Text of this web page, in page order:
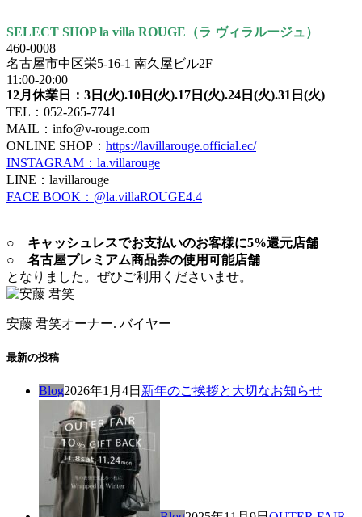
SELECT SHOP la villa ROUGE（ラ ヴィラルージュ）
460-0008
名古屋市中区栄5-16-1 南久屋ビル2F
11:00-20:00
12月休業日：3日(火).10日(火).17日(火).24日(火).31日(火)
TEL：052-265-7741
MAIL：info@v-rouge.com
ONLINE SHOP： https://lavillarouge.official.ec/
INSTAGRAM：la.villarouge
LINE：lavillarouge
FACE BOOK：@la.villaROUGE4.4
○ キャッシュレスでお支払いのお客様に5%還元店舗
○ 名古屋プレミアム商品券の使用可能店舗
となりました。ぜひご利用くださいませ。
安藤 君笑オーナー. バイヤー
最新の投稿
Blog2026年1月4日 新年のご挨拶と大切なお知らせ